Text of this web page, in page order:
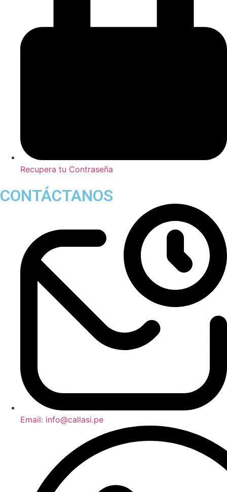
Recupera tu Contraseña
CONTÁCTANOS
Email: info@callasi.pe